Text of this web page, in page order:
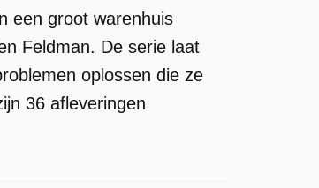
een groot warenhuis
Feldman. De serie laat
oplossen die ze
36 afleveringen